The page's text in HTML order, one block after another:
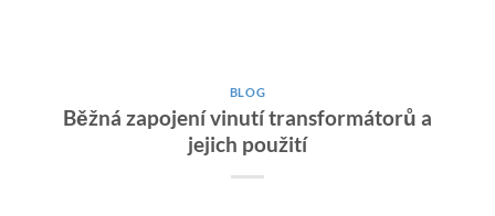
BLOG
Běžná zapojení vinutí transformátorů a
jejich použití